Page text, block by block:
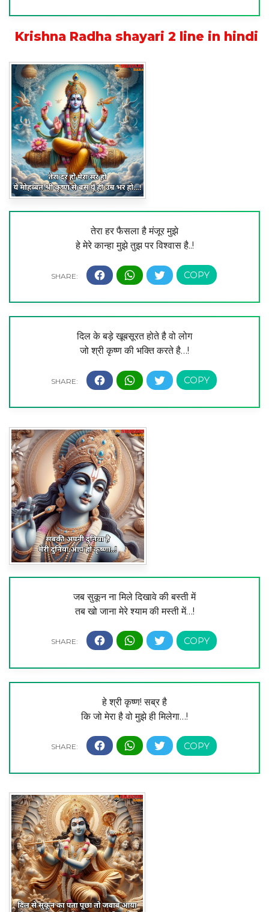
Krishna Radha shayari 2 line in hindi
तेरा हर फैसला है मंजूर मुझे
हे मेरे कान्हा मुझे तुझ पर विश्वास है..!
दिल के बड़े खूबसूरत होते है वो लोग
जो श्री कृष्ण की भक्ति करते है…!
जब सुकून ना मिले दिखावे की बस्ती में
तब खो जाना मेरे श्याम की मस्ती में…!
हे श्री कृष्ण! सब्र है
कि जो मेरा है वो मुझे ही मिलेगा…!